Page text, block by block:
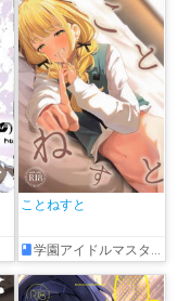
ことねすと
学園アイドルマスター